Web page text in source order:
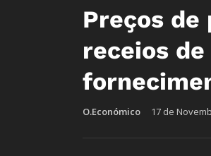
Preços de
receios de
O.Económico 17 de